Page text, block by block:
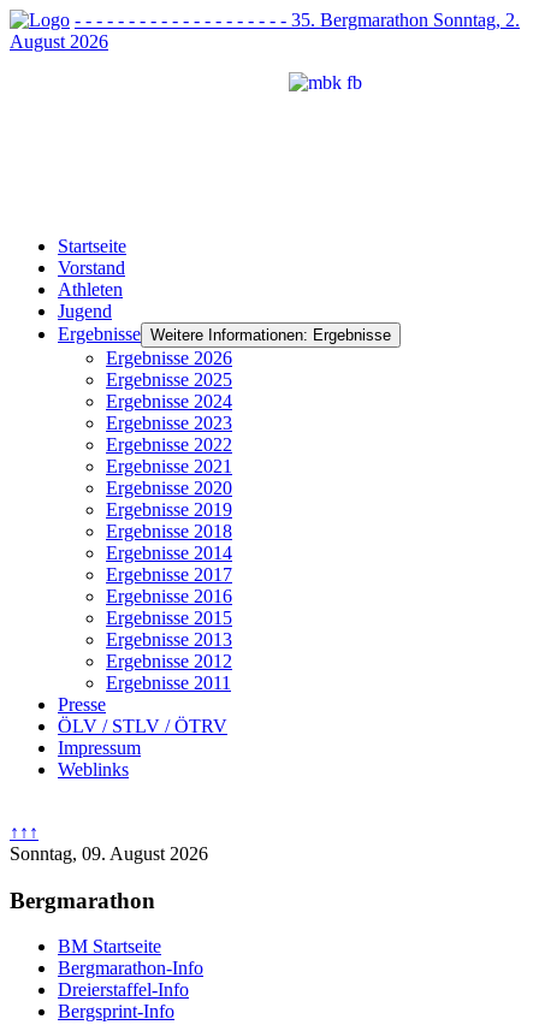
- - - - - - - - - - - - - - - - - - - - 35. Bergmarathon Sonntag, 2.
August 2026
Startseite
Vorstand
Athleten
Jugend
Ergebnisse Weitere Informationen: Ergebnisse
Ergebnisse 2026
Ergebnisse 2025
Ergebnisse 2024
Ergebnisse 2023
Ergebnisse 2022
Ergebnisse 2021
Ergebnisse 2020
Ergebnisse 2019
Ergebnisse 2018
Ergebnisse 2014
Ergebnisse 2017
Ergebnisse 2016
Ergebnisse 2015
Ergebnisse 2013
Ergebnisse 2012
Ergebnisse 2011
Presse
ÖLV / STLV / ÖTRV
Impressum
Weblinks
↑↑↑
Sonntag, 09. August 2026
Bergmarathon
BM Startseite
Bergmarathon-Info
Dreierstaffel-Info
Bergsprint-Info